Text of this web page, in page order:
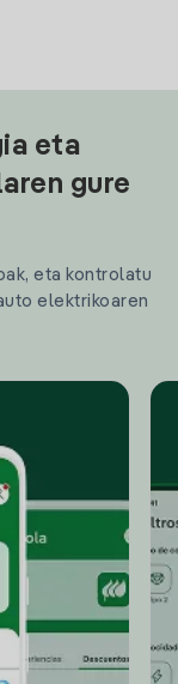
eta
gure
eta kontrolatu
elektrikoaren